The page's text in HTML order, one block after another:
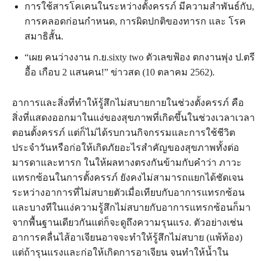
การใช้สารโคเคนในระหว่างตั้งครรภ์ มีความสำพันธ์กับ,
การคลอดก่อนกำหนด, การผิดปกติของทารก และ โรค
สมาธิสั้น.
“เผย คนว่างงาน ก.ย.sixty two ตัวเลขฟ้อง ตกงานพุ่ง ป.ตรี
อื้อ เกือบ 2 แสนคน!” ข่าวสด (10 ตลาคม 2562).
อาการและสิ่งที่ทำให้รู้สึกไม่สบายกายในช่วงตั้งครรภ์ คือ
สิ่งที่แสดงออกมาในแง่ของสุขภาพที่เกิดขึ้นในช่วงเวลาเวลา
ตอนตั้งครรภ์ แต่ก็ไม่ได้รบกวนกิจกรรมและการใช้ชีวิต
ประจำวันหรือก่อให้เกิดภัยอะไรสำคัญของสุขภาพทั้งต่อ
มารดาและทารก ในให้ผลทางตรงกันข้ามกับคำว่า ภาวะ
แทรกซ้อนในการตั้งครรภ์ ยังคงไม่สามารถแยกได้ชัดเจน
ระหว่างอาการที่ไม่สบายตัวเมื่อเทียบกับอาการแทรกซ้อน
และบางทีในแง่ความรู้สึกไม่สบายกับอาการแทรกซ้อนก็มา
จากพื้นฐานเดียวกันแต่ก็จะดูถึงความรุนแรง. ตัวอย่างเช่น
อาการคลื่นไส้อาเจียนอาจจะทำให้รู้สึกไม่สบาย (แพ้ท้อง)
แต่ถ้ารุนแรงและก่อให้เกิดการอาเจียน จนทำให้น้ำใน